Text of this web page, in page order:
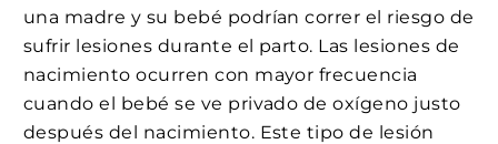
una madre y su bebé podrían correr el riesgo de
sufrir lesiones durante el parto. Las lesiones de
nacimiento ocurren con mayor frecuencia
cuando el bebé se ve privado de oxígeno justo
después del nacimiento. Este tipo de lesión